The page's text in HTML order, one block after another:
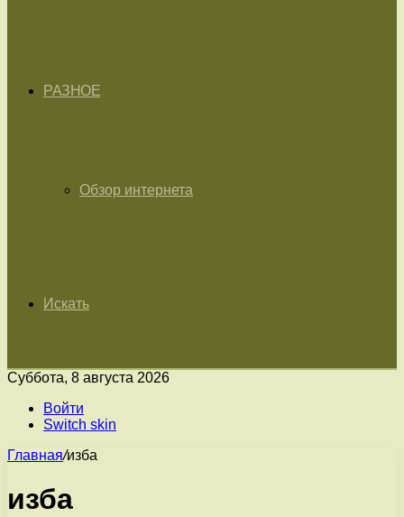
РАЗНОЕ
Обзор интернета
Искать
Суббота, 8 августа 2026
Войти
Switch skin
Главная/изба
изба